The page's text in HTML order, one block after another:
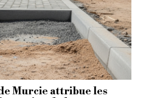
Murcie attribue les